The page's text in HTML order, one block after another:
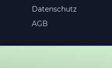
Datenschutz
AGB